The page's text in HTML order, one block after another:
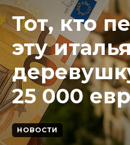
Тот, кто
эту
25 000
НОВОСТИ